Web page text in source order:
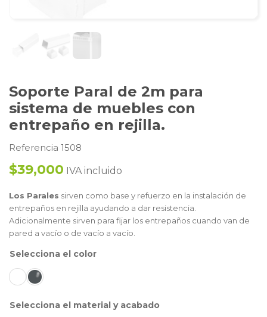
Soporte Paral de 2m para
sistema de muebles con
entrepaño en rejilla.
Referencia 1508
$39,000 IVA incluido
Los Parales sirven como base y refuerzo en la instalación de
entrepaños en rejilla ayudando a dar resistencia.
Adicionalmente sirven para fijar los entrepaños cuando van de
pared a vacío o de vacío a vacío.
color
material y acabado